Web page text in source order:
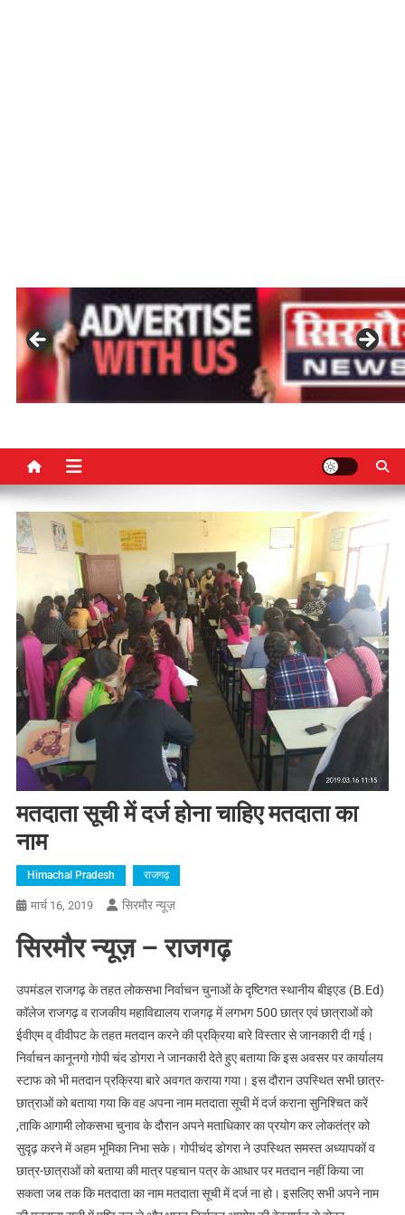
मतदाता सूची में दर्ज होना चाहिए मतदाता का
नाम
Himachal Pradesh राजगढ़
मार्च 16, 2019 सिरमौर न्यूज़
सिरमौर न्यूज़ – राजगढ़
उपमंडल राजगढ़ के तहत लोकसभा निर्वाचन चुनाओं के दृष्टिगत स्थानीय बीइएड (B.Ed)
कॉलेज राजगढ़ व राजकीय महाविद्यालय राजगढ़ में लगभग 500 छात्र एवं छात्राओं को
ईवीएम व् वीवीपट के तहत मतदान करने की प्रक्रिया बारे विस्तार से जानकारी दी गई।
निर्वाचन कानूनगो गोपी चंद डोगरा ने जानकारी देते हुए बताया कि इस अवसर पर कार्यालय
स्टाफ को भी मतदान प्रक्रिया बारे अवगत कराया गया। इस दौरान उपस्थित सभी छात्र-
छात्राओं को बताया गया कि वह अपना नाम मतदाता सूची में दर्ज कराना सुनिश्चित करें
,ताकि आगामी लोकसभा चुनाव के दौरान अपने मताधिकार का प्रयोग कर लोकतंत्र को
सुदृढ़ करने में अहम भूमिका निभा सके। गोपीचंद डोगरा ने उपस्थित समस्त अध्यापकों व
छात्र-छात्राओं को बताया की मात्र पहचान पत्र के आधार पर मतदान नहीं किया जा
सकता जब तक कि मतदाता का नाम मतदाता सूची में दर्ज ना हो। इसलिए सभी अपने नाम